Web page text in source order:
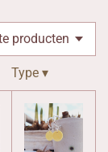
Type ▾